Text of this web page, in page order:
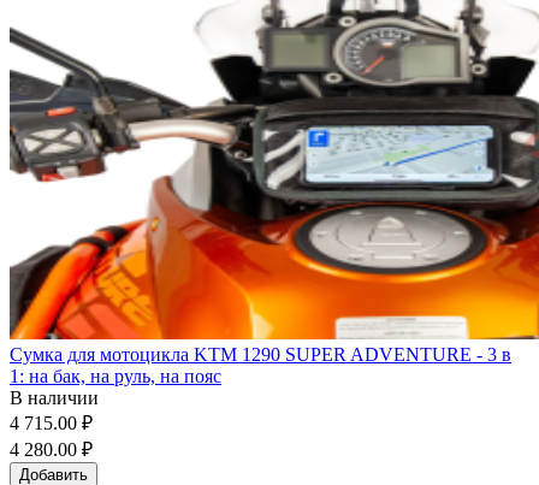
Сумка для мотоцикла KTM 1290 SUPER ADVENTURE - 3 в
1: на бак, на руль, на пояс
В наличии
4 715.00 ₽
4 280.00 ₽
Добавить